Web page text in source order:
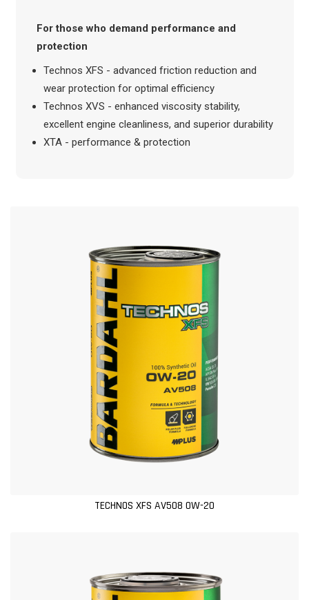
For those who demand performance and
protection
Technos XFS - advanced friction reduction and
wear protection for optimal efficiency
Technos XVS - enhanced viscosity stability,
excellent engine cleanliness, and superior durability
XTA - performance & protection
TECHNOS XFS AV508 0W-20